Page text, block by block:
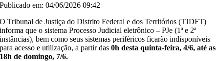
Publicado em: 04/06/2026 09:42
O Tribunal de Justiça do Distrito Federal e dos Territórios (TJDFT)
informa que o sistema Processo Judicial eletrônico – PJe (1ª e 2ª
instâncias), bem como seus sistemas periféricos ficarão indisponíveis
para acesso e utilização, a partir das0h desta quinta-feira, 4/6, até as
18h de domingo, 7/6.